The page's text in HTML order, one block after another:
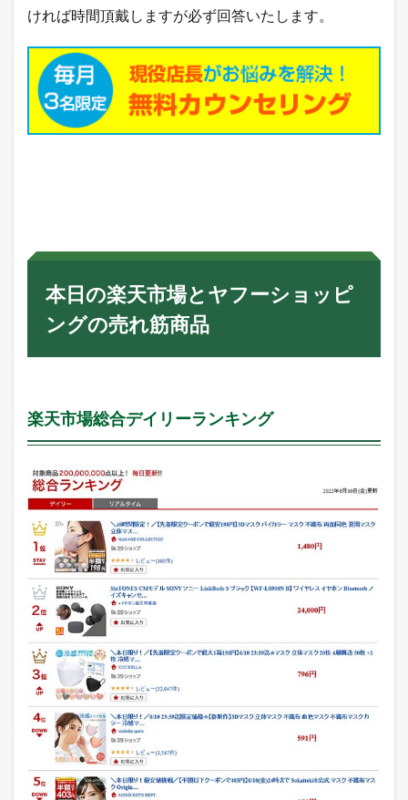
ければ時間頂戴しますが必ず回答いたします。
本日の楽天市場とヤフーショッピ
ングの売れ筋商品
楽天市場総合デイリーランキング